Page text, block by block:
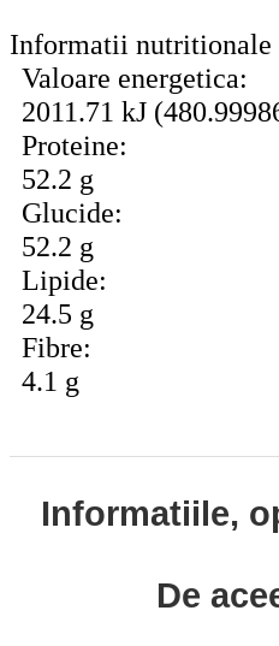
Informatii nutritionale
Valoare energetica:
2011.71 kJ
Proteine:
52.2 g
Glucide:
52.2 g
Lipide:
24.5 g
Fibre:
4.1 g
Informatiile,
De